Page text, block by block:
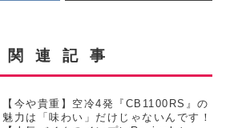
関連記事
【今や貴重】空冷4発『CB1100RS』の
魅力は「味わい」だけじゃないんです！